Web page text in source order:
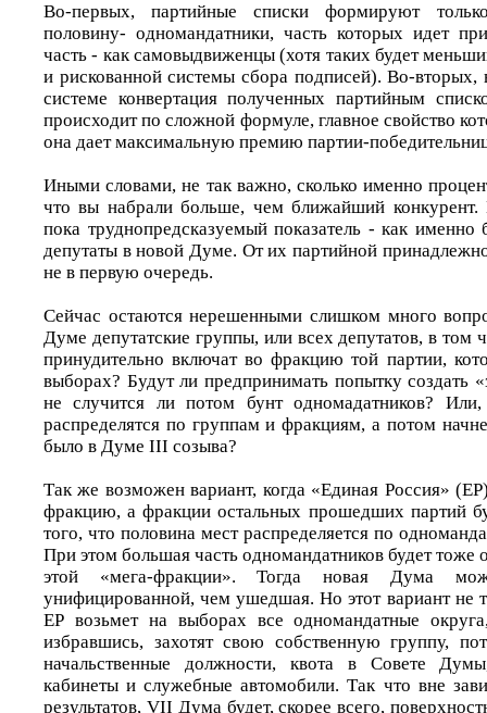
Во-первых, партийные списки формируют
половину- одномандатники, часть которых идет
часть - как самовыдвиженцы (хотя таких будет
и рискованной системы сбора подписей). Во-вторых,
системе конвертация полученных партийным
происходит по сложной формуле, главное свойство
она дает максимальную премию партии-
Иными словами, не так важно, сколько именно
что вы набрали больше, чем ближайший конкурент.
пока труднопредсказуемый показатель - как именно
депутаты в новой Думе. От их партийной
не в первую очередь.
Сейчас остаются нерешенными слишком много
Думе депутатские группы, или всех депутатов, в том
принудительно включат во фракцию той партии,
выборах? Будут ли предпринимать попытку создать
не случится ли потом бунт одномадатников?
распределятся по группам и фракциям, а потом
было в Думе III созыва?
Так же возможен вариант, когда «Единая Россия»
фракцию, а фракции остальных прошедших партий
того, что половина мест распределяется по
При этом большая часть одномандатников будет тоже
этой «мега-фракции». Тогда новая Дума
унифицированной, чем ушедшая. Но этот вариант не
ЕР возьмет на выборах все одномандатные
избравшись, захотят свою собственную группу,
начальственные должности, квота в Совете
кабинеты и служебные автомобили. Так что вне
результатов, VII Дума будет, скорее всего,